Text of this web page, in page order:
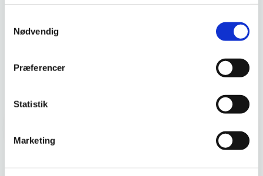
Nødvendig
Præferencer
Statistik
Marketing